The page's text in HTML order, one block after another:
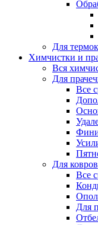
Для
Химчистки и
Вся
Для
Все
Для ковров
Все
Для